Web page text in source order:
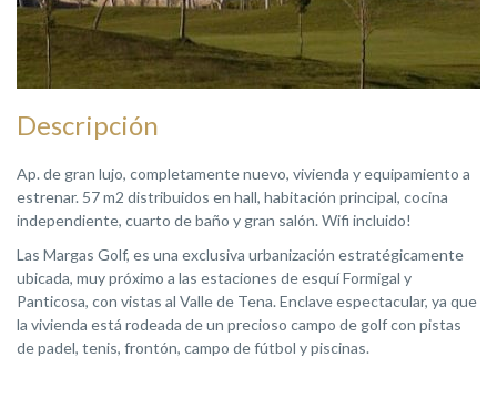
Descripción
Ap. de gran lujo, completamente nuevo, vivienda y equipamiento a
estrenar. 57 m2 distribuidos en hall, habitación principal, cocina
independiente, cuarto de baño y gran salón. Wifi incluido!
Las Margas Golf, es una exclusiva urbanización estratégicamente
ubicada, muy próximo a las estaciones de esquí Formigal y
Panticosa, con vistas al Valle de Tena. Enclave espectacular, ya que
la vivienda está rodeada de un precioso campo de golf con pistas
de padel, tenis, frontón, campo de fútbol y piscinas.